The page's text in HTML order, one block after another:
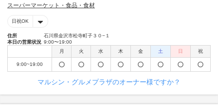
スーパーマーケット・食品・食材
日祝OK
住所
石川県金沢市松寺町子３０−１
本日の営業状況 9:00〜19:00
月
火 水 木 金 土 日 祝
9:00~19:00
マルシン・グルメプラザのオーナー様ですか？